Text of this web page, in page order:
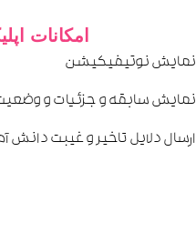
امکانات
نمایش نوتیفیکیشن
نمایش سابقه و جزئیات و
ارسال دلایل تاخیر و غیبت دانش